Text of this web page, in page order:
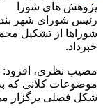
رئیس شورای شهر
شوراها از تشکیل
خبرداد.
مصیب نظری، افزود:
موضوعات کلانی که
شکل فصلی برگزار